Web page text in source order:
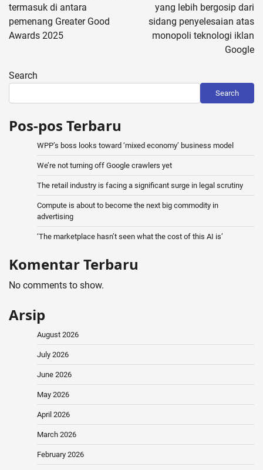
termasuk di antara
pemenang Greater Good
Awards 2025
yang lebih bergosip dari
sidang penyelesaian atas
monopoli teknologi iklan
Google
Search
Search
Pos-pos Terbaru
WPP’s boss looks toward ‘mixed economy’ business model
We’re not turning off Google crawlers yet
The retail industry is facing a significant surge in legal scrutiny
Compute is about to become the next big commodity in
advertising
‘The marketplace hasn’t seen what the cost of this AI is’
Komentar Terbaru
No comments to show.
Arsip
August 2026
July 2026
June 2026
May 2026
April 2026
March 2026
February 2026